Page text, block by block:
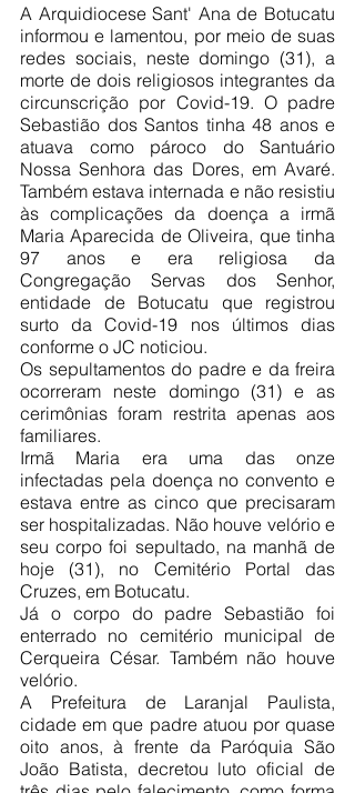
A Arquidiocese Sant' Ana de Botucatu
informou e lamentou, por meio de suas
redes sociais, neste domingo (31), a
morte de dois religiosos integrantes da
circunscrição por Covid-19. O padre
Sebastião dos Santos tinha 48 anos e
atuava como pároco do Santuário
Nossa Senhora das Dores, em Avaré.
Também estava internada e não resistiu
às complicações da doença a irmã
Maria Aparecida de Oliveira, que tinha
97 anos e era religiosa da
Congregação Servas dos Senhor,
entidade de Botucatu que registrou
surto da Covid-19 nos últimos dias
conforme o JC noticiou.
Os sepultamentos do padre e da freira
ocorreram neste domingo (31) e as
cerimônias foram restrita apenas aos
familiares.
Irmã Maria era uma das onze
infectadas pela doença no convento e
estava entre as cinco que precisaram
ser hospitalizadas. Não houve velório e
seu corpo foi sepultado, na manhã de
hoje (31), no Cemitério Portal das
Cruzes, em Botucatu.
Já o corpo do padre Sebastião foi
enterrado no cemitério municipal de
Cerqueira César. Também não houve
velório.
A Prefeitura de Laranjal Paulista,
cidade em que padre atuou por quase
oito anos, à frente da Paróquia São
João Batista, decretou luto oficial de